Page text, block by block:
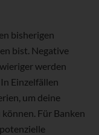
bisherigen
bist. Negative
werden
Einzelfällen
um deine
Für Banken